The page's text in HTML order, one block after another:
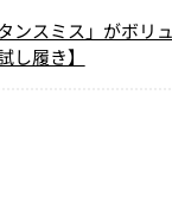
ンスミス」がボリ
し履き】